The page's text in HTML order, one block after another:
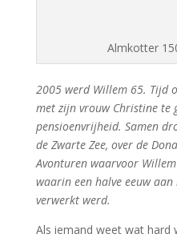
Almkotter
2005 werd Willem 65. Tijd
met zijn vrouw Christine te
pensioenvrijheid. Samen
de Zwarte Zee, over de
Avonturen waarvoor
waarin een halve eeuw
verwerkt werd.
Als iemand weet wat hard